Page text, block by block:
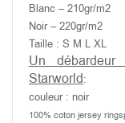
Blanc – 210gr/m2
Noir – 220gr/m2
Taille : S M L XL
Un
Starworld:
couleur : noir
100% coton jersey